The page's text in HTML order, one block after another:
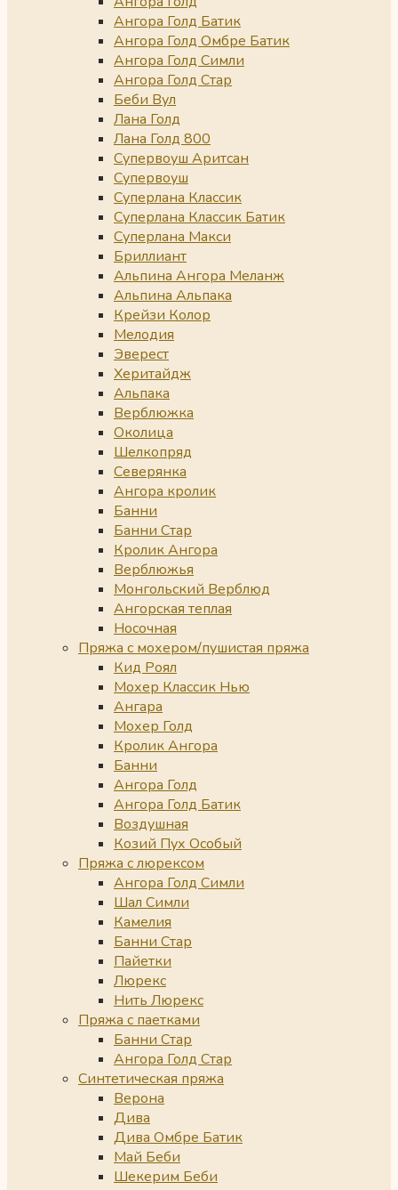
Ангора Голд Батик
Ангора Голд Омбре Батик
Ангора Голд Симли
Ангора Голд Стар
Беби Вул
Лана Голд
Лана Голд 800
Супервоуш Аритсан
Супервоуш
Суперлана Классик
Суперлана Классик Батик
Суперлана Макси
Бриллиант
Альпина Ангора Меланж
Альпина Альпака
Крейзи Колор
Мелодия
Эверест
Херитайдж
Альпака
Верблюжка
Околица
Шелкопряд
Северянка
Ангора кролик
Банни
Банни Стар
Кролик Ангора
Верблюжья
Монгольский Верблюд
Ангорская теплая
Носочная
Пряжа с мохером/пушистая пряжа
Кид Роял
Мохер Классик Нью
Ангара
Мохер Голд
Кролик Ангора
Банни
Ангора Голд
Ангора Голд Батик
Воздушная
Козий Пух Особый
Пряжа с люрексом
Ангора Голд Симли
Шал Симли
Камелия
Банни Стар
Пайетки
Люрекс
Нить Люрекс
Пряжа с паетками
Банни Стар
Ангора Голд Стар
Синтетическая пряжа
Верона
Дива
Дива Омбре Батик
Май Беби
Шекерим Беби